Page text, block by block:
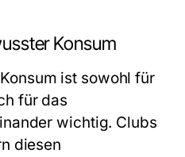
Konsum
ist sowohl für
für das
wichtig. Clubs
diesen